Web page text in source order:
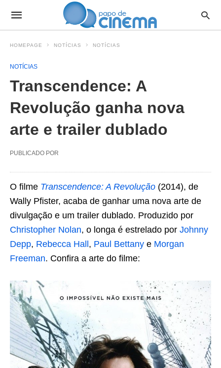
HOMEPAGE NOTÍCIAS NOTÍCIAS
NOTÍCIAS
Transcendence: A
Revolução ganha nova
arte e trailer dublado
PUBLICADO POR
O filme Transcendence: A Revolução (2014), de
Wally Pfister, acaba de ganhar uma nova arte de
divulgação e um trailer dublado. Produzido por
Christopher Nolan, o longa é estrelado por Johnny
Depp, Rebecca Hall , Paul Bettany e Morgan
Freeman. Confira a arte do filme: